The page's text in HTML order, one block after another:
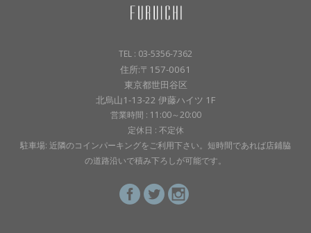
TEL : 03-5356-7362
住所:〒157-0061
東京都世田谷区
北烏山1-13-22 伊藤ハイツ 1F
営業時間 : 11:00～20:00
定休日 : 不定休
駐車場: 近隣のコインパーキングをご利用下さい。短時間であれば店鋪脇
の道路沿いで積み下ろしが可能です。